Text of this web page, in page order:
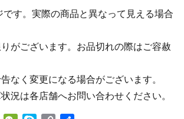
す。実際の商品と異なって見える場合
がございます。お品切れの際はご容赦
なく変更になる場合がございます。
況は各店舗へお問い合わせください。